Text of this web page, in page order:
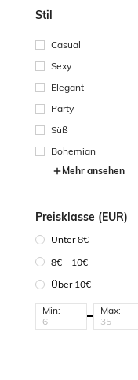
Stil
Casual
Sexy
Elegant
Party
Süß
Bohemian
Mehr ansehen
Preisklasse (EUR)
Unter 8€
8€ – 10€
Über 10€
Min: Max: